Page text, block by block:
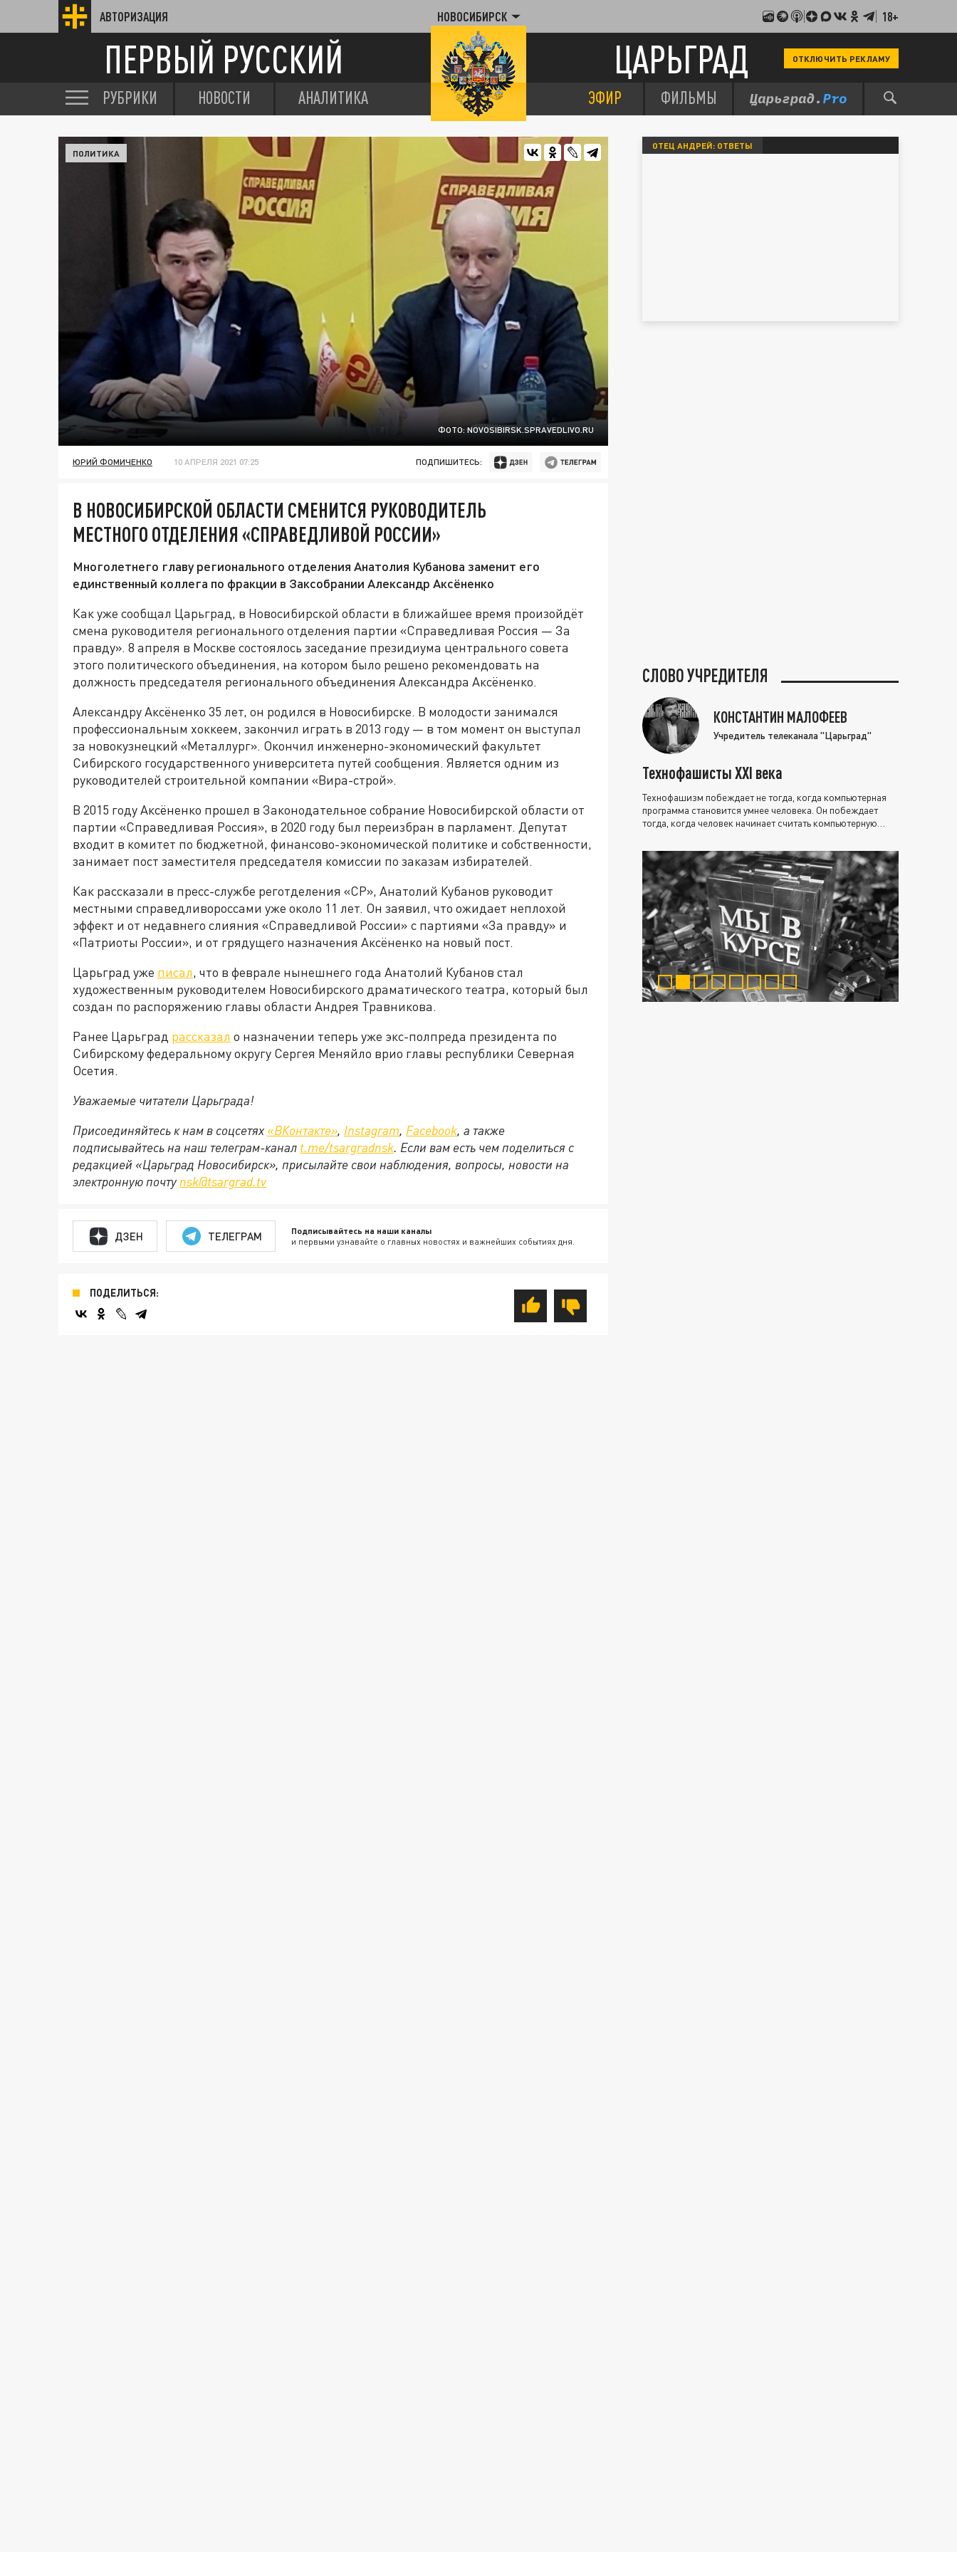
АВТОРИЗАЦИЯ НОВОСИБИРСК 18+
ПЕРВЫЙ РУССКИЙ ЦАРЬГРАД ОТКЛЮЧИТЬ РЕКЛАМУ
РУБРИКИ НОВОСТИ АНАЛИТИКА ЭФИР ФИЛЬМЫ
ФОТО: NOVOSIBIRSK.SPRAVEDLIVO.RU
ПОЛИТИКА
ЮРИЙ ФОМИЧЕНКО 10 АПРЕЛЯ 2021 07:25 ПОДПИШИТЕСЬ:
В НОВОСИБИРСКОЙ ОБЛАСТИ СМЕНИТСЯ РУКОВОДИТЕЛЬ
МЕСТНОГО ОТДЕЛЕНИЯ «СПРАВЕДЛИВОЙ РОССИИ»
Многолетнего главу регионального отделения Анатолия Кубанова заменит его
единственный коллега по фракции в Заксобрании Александр Аксёненко
Как уже сообщал Царьград, в Новосибирской области в ближайшее время произойдёт
смена руководителя регионального отделения партии «Справедливая Россия — За
правду». 8 апреля в Москве состоялось заседание президиума центрального совета
этого политического объединения, на котором было решено рекомендовать на
должность председателя регионального объединения Александра Аксёненко.
Александру Аксёненко 35 лет, он родился в Новосибирске. В молодости занимался
профессиональным хоккеем, закончил играть в 2013 году — в том момент он выступал
за новокузнецкий «Металлург». Окончил инженерно-экономический факультет
Сибирского государственного университета путей сообщения. Является одним из
руководителей строительной компании «Вира-строй».
В 2015 году Аксёненко прошел в Законодательное собрание Новосибирской области от
партии «Справедливая Россия», в 2020 году был переизбран в парламент. Депутат
входит в комитет по бюджетной, финансово-экономической политике и собственности,
занимает пост заместителя председателя комиссии по заказам избирателей.
Как рассказали в пресс-службе реготделения «СР», Анатолий Кубанов руководит
местными справедливороссами уже около 11 лет. Он заявил, что ожидает неплохой
эффект и от недавнего слияния «Справедливой России» с партиями «За правду» и
«Патриоты России», и от грядущего назначения Аксёненко на новый пост.
Царьград уже писал, что в феврале нынешнего года Анатолий Кубанов стал
художественным руководителем Новосибирского драматического театра, который был
создан по распоряжению главы области Андрея Травникова.
Ранее Царьград рассказал о назначении теперь уже экс-полпреда президента по
Сибирскому федеральному округу Сергея Меняйло врио главы республики Северная
Осетия.
Уважаемые читатели Царьграда!
Присоединяйтесь к нам в соцсетях «ВКонтакте», Instagram, Facebook, а также
подписывайтесь на наш телеграм-канал t.me/tsargradnsk. Если вам есть чем поделиться с
редакцией «Царьград Новосибирск», присылайте свои наблюдения, вопросы, новости на
электронную почту nsk@tsargrad.tv
ДЗЕН ТЕЛЕГРАМ Подписывайтесь на наши каналы
и первыми узнавайте о главных новостях и важнейших событиях дня.
ПОДЕЛИТЬСЯ:
ОТЕЦ АНДРЕЙ: ОТВЕТЫ
СЛОВО УЧРЕДИТЕЛЯ
КОНСТАНТИН МАЛОФЕЕВ
Учредитель телеканала "Царьград"
Технофашисты XXI века
Технофашизм побеждает не тогда, когда компьютерная
программа становится умнее человека. Он побеждает
тогда, когда человек начинает считать компьютерную